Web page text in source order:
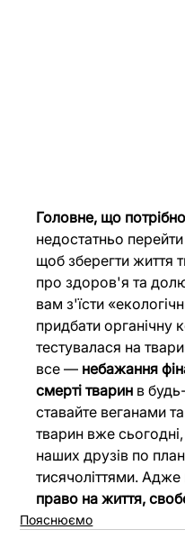
Головне, що
недостатньо
щоб зберегти життя
про здоров'я та
вам з'їсти
придбати органічну
тестувалася на
все — небажання
смерті тварин в
ставайте веганами
тварин вже
наших друзів по
тисячоліттями. Адже
право на життя,
Пояснюємо